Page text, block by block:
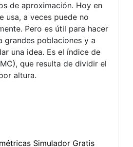
de aproximación. Hoy en
usa, a veces puede no
Pero es útil para hacer
grandes poblaciones y a
una idea. Es el índice de
que resulta de dividir el
altura.